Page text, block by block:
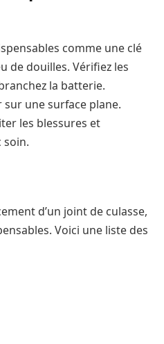
comme une clé
de douilles. Vérifiez les
la batterie.
une surface plane.
les blessures et
soin.
d’un joint de culasse,
Voici une liste des